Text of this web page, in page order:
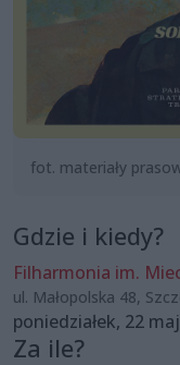
fot. materiały
Gdzie i kiedy?
Filharmonia im.
ul. Małopolska 48,
poniedziałek, 22
Za ile?